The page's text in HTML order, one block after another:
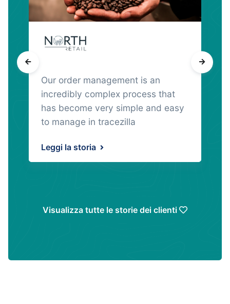
Our order management is an
incredibly complex process that
has become very simple and easy
to manage in tracezilla
Leggi la storia
Visualizza tutte le storie dei clienti